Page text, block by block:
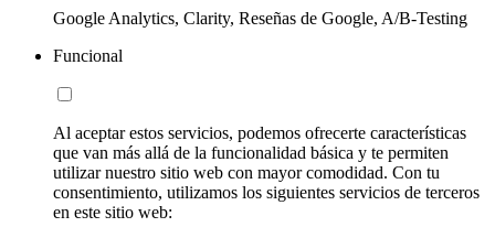
Google Analytics, Clarity, Reseñas de Google, A/B-Testing
Funcional
Al aceptar estos servicios, podemos ofrecerte características
que van más allá de la funcionalidad básica y te permiten
utilizar nuestro sitio web con mayor comodidad. Con tu
consentimiento, utilizamos los siguientes servicios de terceros
en este sitio web: